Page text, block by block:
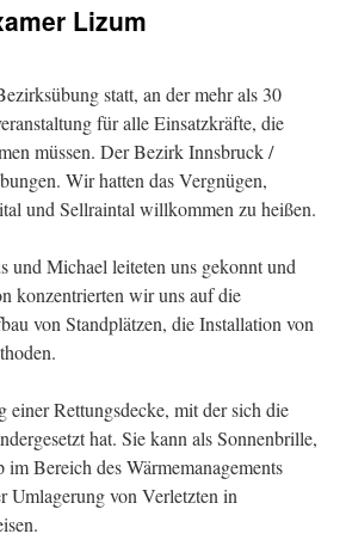
Lizum
statt, an der mehr als 30
für alle Einsatzkräfte, die
müssen. Der Bezirk Innsbruck /
Wir hatten das Vergnügen,
und Sellraintal willkommen zu heißen.
und Michael leiteten uns gekonnt und
konzentrierten wir uns auf die
von Standplätzen, die Installation von
Rettungsdecke, mit der sich die
hat. Sie kann als Sonnenbrille,
Bereich des Wärmemanagements
Umlagerung von Verletzten in